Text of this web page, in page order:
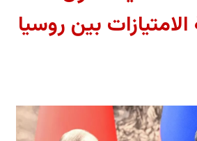
بين روسيا